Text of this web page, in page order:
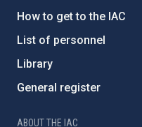
How to get to the IAC
List of personnel
Library
General register
ABOUT THE IAC